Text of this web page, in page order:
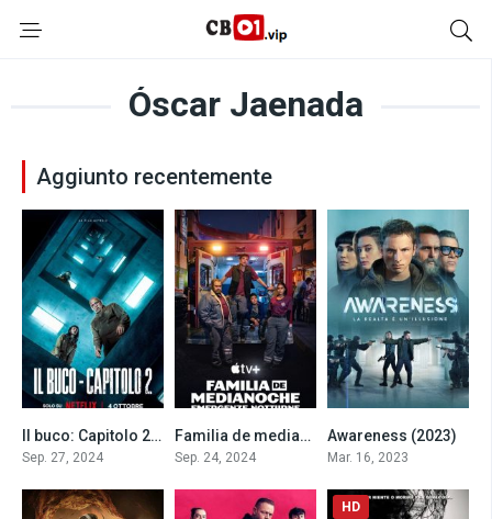
Óscar Jaenada
Aggiunto recentemente
6.5Il buco: Capitolo 2 (2024)
Sep. 27, 2024
5.5Familia de medianoche – Emergenze notturne
Sep. 24, 2024
6.8
Awareness (2023)
Mar. 16, 2023
HD